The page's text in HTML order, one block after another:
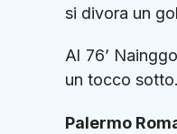
si divora un
Al 76’
un tocco sotto.
Palermo